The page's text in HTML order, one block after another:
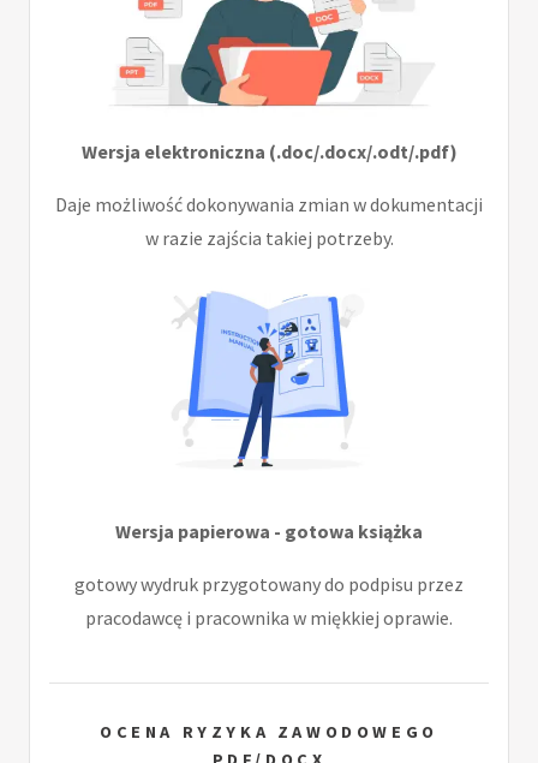
Wersja elektroniczna (.doc/.docx/.odt/.pdf)
Daje możliwość dokonywania zmian w dokumentacji
w razie zajścia takiej potrzeby.
Wersja papierowa - gotowa książka
gotowy wydruk przygotowany do podpisu przez
pracodawcę i pracownika w miękkiej oprawie.
OCENA RYZYKA ZAWODOWEGO